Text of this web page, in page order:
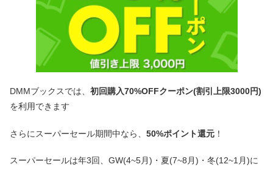
DMMブックスでは、 初回購入70%OFFクーポン(割引上限3000円)
を利用できます
さらにスーパーセール期間中なら、 50%ポイント還元 ！
スーパーセールは年3回、GW(4~5月)・夏(7~8月)・冬(12~1月)に